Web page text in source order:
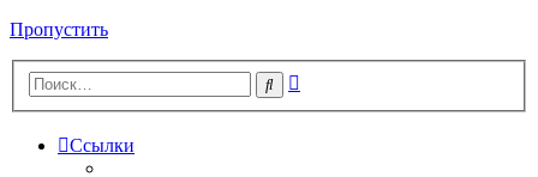
Пропустить
Поиск
Ссылки